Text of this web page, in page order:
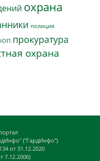
охрана
полиция
прокуратура
охрана
("ГардИнфо")
от 31.12.2020
7.12.2006)